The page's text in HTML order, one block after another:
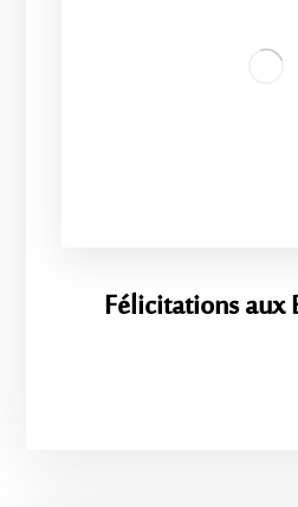
Félicitations aux